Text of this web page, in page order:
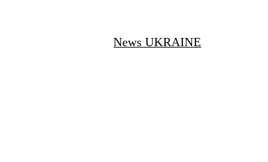
News UKRAINE